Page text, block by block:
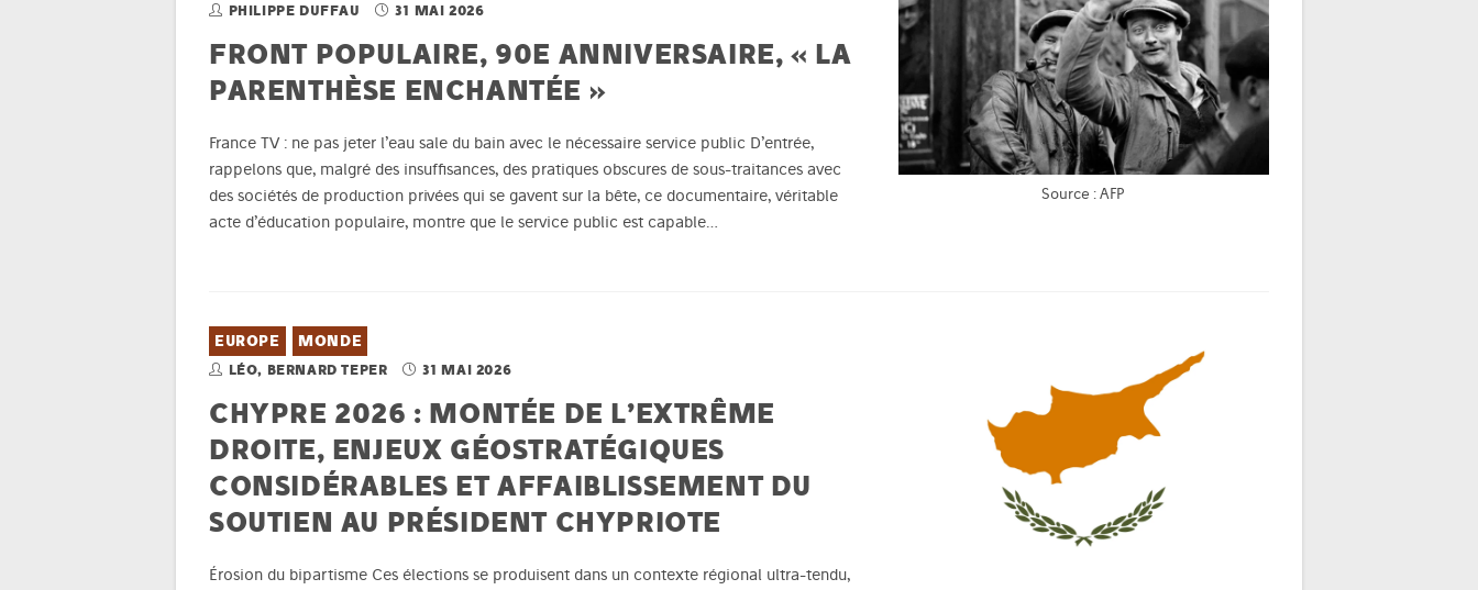
PHILIPPE DUFFAU 31 MAI 2026
FRONT POPULAIRE, 90E ANNIVERSAIRE, « LA
PARENTHÈSE ENCHANTÉE »
France TV : ne pas jeter l’eau sale du bain avec le nécessaire service public D’entrée,
rappelons que, malgré des insuffisances, des pratiques obscures de sous-traitances avec
des sociétés de production privées qui se gavent sur la bête, ce documentaire, véritable
acte d’éducation populaire, montre que le service public est capable…
Source : AFP
EUROPE MONDE
LÉO, BERNARD TEPER 31 MAI 2026
CHYPRE 2026 : MONTÉE DE L’EXTRÊME
DROITE, ENJEUX GÉOSTRATÉGIQUES
CONSIDÉRABLES ET AFFAIBLISSEMENT DU
SOUTIEN AU PRÉSIDENT CHYPRIOTE
Érosion du bipartisme Ces élections se produisent dans un contexte régional ultra-tendu,